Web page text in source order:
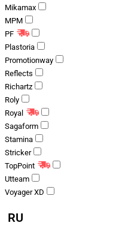
Mikamax
MPM
PF
Plastoria
Promotionway
Reflects
Richartz
Roly
Royal
Sagaform
Stamina
Stricker
TopPoint
Utteam
Voyager XD
RU